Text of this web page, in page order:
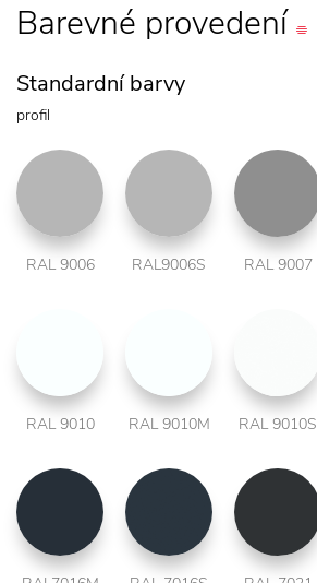
Barevné provedení
Standardní barvy
profil
RAL 9006 RAL9006S RAL 9007
RAL 9010 RAL 9010M RAL 9010S